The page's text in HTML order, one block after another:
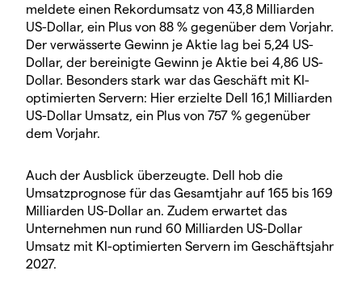
meldete einen Rekordumsatz von 43,8 Milliarden
US-Dollar, ein Plus von 88 % gegenüber dem Vorjahr.
Der verwässerte Gewinn je Aktie lag bei 5,24 US-
Dollar, der bereinigte Gewinn je Aktie bei 4,86 US-
Dollar. Besonders stark war das Geschäft mit KI-
optimierten Servern: Hier erzielte Dell 16,1 Milliarden
US-Dollar Umsatz, ein Plus von 757 % gegenüber
dem Vorjahr.
Auch der Ausblick überzeugte. Dell hob die
Umsatzprognose für das Gesamtjahr auf 165 bis 169
Milliarden US-Dollar an. Zudem erwartet das
Unternehmen nun rund 60 Milliarden US-Dollar
Umsatz mit KI-optimierten Servern im Geschäftsjahr
2027.